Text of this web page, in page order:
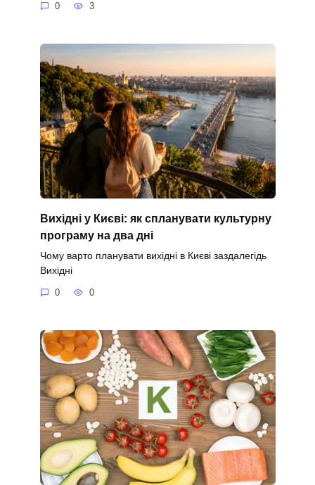
0 3
Вихідні у Києві: як спланувати культурну
програму на два дні
Чому варто планувати вихідні в Києві заздалегідь
Вихідні
0 0